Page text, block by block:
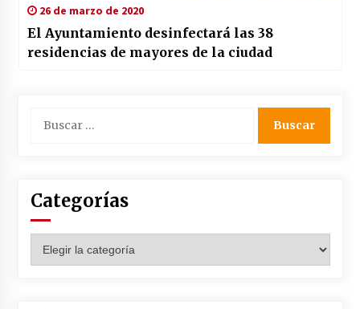
26 de marzo de 2020
El Ayuntamiento desinfectará las 38
residencias de mayores de la ciudad
Categorías